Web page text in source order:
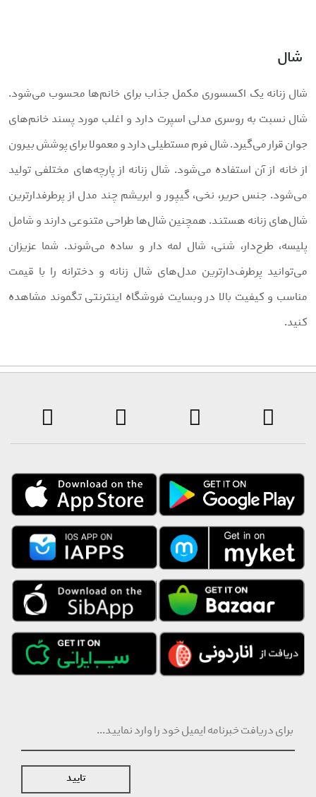
شال
زنانه یک اکسسوری مکمل جذاب برای خانم‌ها محسوب می‌شود.
نسبت به روسری مدلی اسپرت دارد و اغلب مورد پسند خانم‌های
قرار می‌گیرد. شال فرم مستطیلی دارد و معمولا برای پوشش بیرون
خانه از آن‌ استفاده می‌شود. شال زنانه از پارچه‌های مختلفی تولید
جنس حریر، نخی، گیپور و ابریشم چند مدل از پرطرفدارترین
زنانه هستند. همچنین شال‌ها طراحی متنوعی دارند و شامل
طرح‌دار، شنی، شال لمه دار و ساده می‌شوند. شما عزیزان
پرطرف‌دارترین مدل‌های شال زنانه و دخترانه را با قیمت
و کیفیت بالا در وبسایت فروشگاه اینترنتی تگموند مشاهده
تایید